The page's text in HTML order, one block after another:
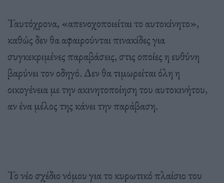
Ταυτόχρονα, «απενοχοποιείται το αυτοκίνητο»,
καθώς δεν θα αφαιρούνται πινακίδες για
συγκεκριμένες παραβάσεις, στις οποίες η ευθύνη
βαρύνει τον οδηγό. Δεν θα τιμωρείται όλη η
οικογένεια με την ακινητοποίηση του αυτοκινήτου,
αν ένα μέλος της κάνει την παράβαση.
Το νέο σχέδιο νόμου για το κυρωτικό πλαίσιο του